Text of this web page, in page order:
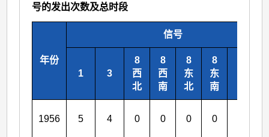
号的发出次数及总时段
年份
信号
1 3
8
西
北
8
西
南
8
东
北
8
东
南
1956 5 4 0 0 0 0